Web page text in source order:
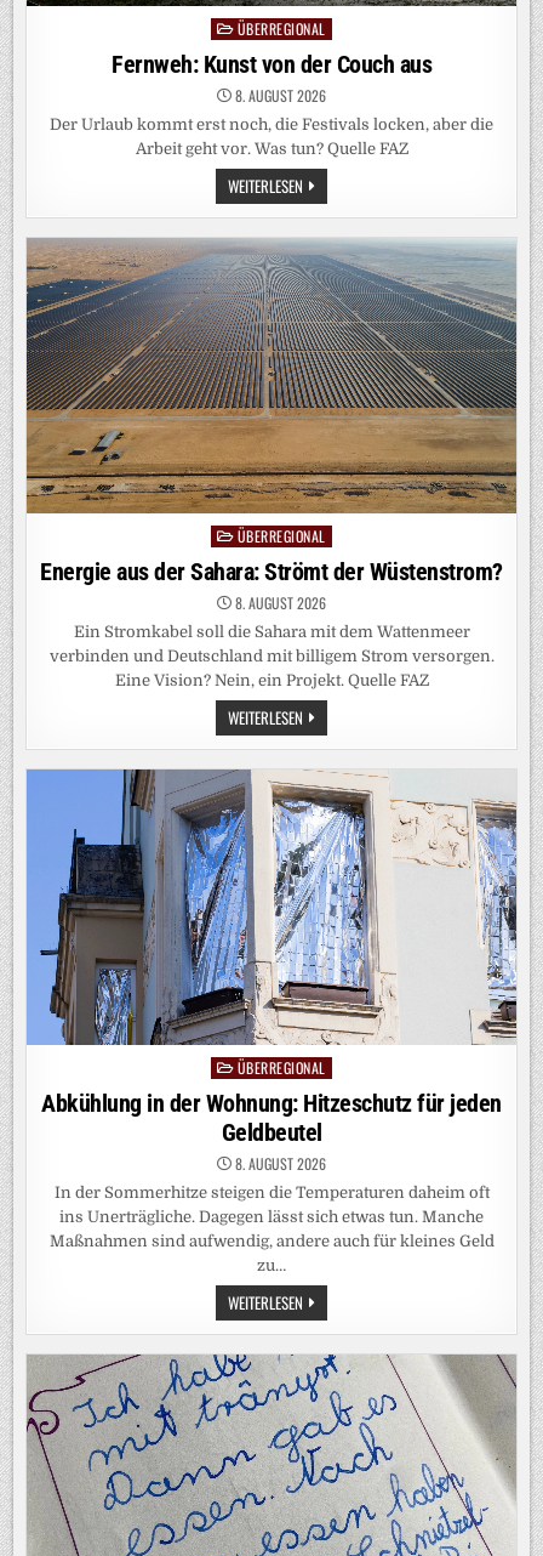
Posted
in
ÜBERREGIONAL
Fernweh: Kunst von der Couch aus
8. AUGUST 2026
Der Urlaub kommt erst noch, die Festivals locken, aber die
Arbeit geht vor. Was tun? Quelle FAZ
WEITERLESEN FERNWEH:
KUNST
VON
DER
COUCH
AUS
Posted
in
ÜBERREGIONAL
Energie aus der Sahara: Strömt der Wüstenstrom?
8. AUGUST 2026
Ein Stromkabel soll die Sahara mit dem Wattenmeer
verbinden und Deutschland mit billigem Strom versorgen.
Eine Vision? Nein, ein Projekt. Quelle FAZ
WEITERLESEN ENERGIE
AUS
DER
SAHARA:
STRÖMT
DER
WÜSTENSTROM?
Posted
in
ÜBERREGIONAL
Abkühlung in der Wohnung: Hitzeschutz für jeden
Geldbeutel
8. AUGUST 2026
In der Sommerhitze steigen die Temperaturen daheim oft
ins Unerträgliche. Dagegen lässt sich etwas tun. Manche
Maßnahmen sind aufwendig, andere auch für kleines Geld
zu…
WEITERLESEN ABKÜHLUNG
IN
DER
WOHNUNG:
HITZESCHUTZ
FÜR
JEDEN
GELDBEUTEL